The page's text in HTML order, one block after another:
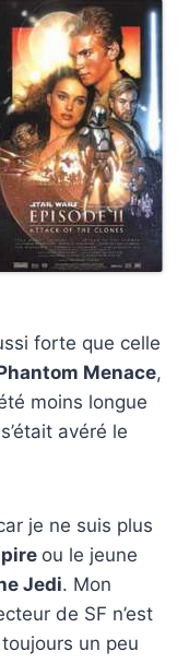
forte que celle
Menace,
moins longue
avéré le
je ne suis plus
ou le jeune
Jedi. Mon
de SF n’est
un peu